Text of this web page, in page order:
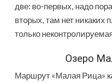
две: во-первых, надо
вторых, там нет никаких
только
Озеро
Маршрут «Малая Рица»